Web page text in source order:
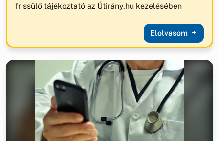
frissülő tájékoztató az Útirány.hu kezelésében
Elolvasom